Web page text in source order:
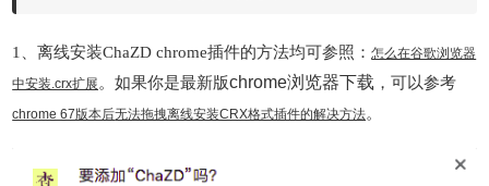
1、离线安装ChaZD chrome插件的方法均可参照：怎么在谷歌浏览器
中安装.crx扩展 。如果你是最新版chrome浏览器下载 ，可以参考
chrome 67版本后无法拖拽离线安装CRX格式插件的解决方法。